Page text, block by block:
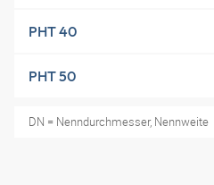
PHT 40
PHT 50
DN = Nenndurchmesser, Nennweite